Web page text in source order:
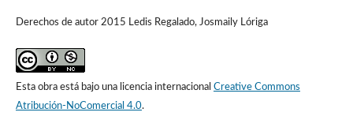
Derechos de autor 2015 Ledis Regalado, Josmaily Lóriga
Esta obra está bajo una licencia internacional Creative Commons
Atribución-NoComercial 4.0.